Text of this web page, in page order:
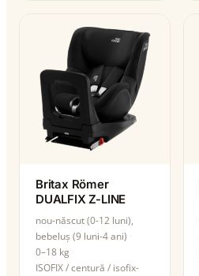
Britax Römer
DUALFIX Z-LINE
nou-născut (0-12 luni),
bebeluș (9 luni-4 ani)
0–18 kg
ISOFIX / centură / isofix-